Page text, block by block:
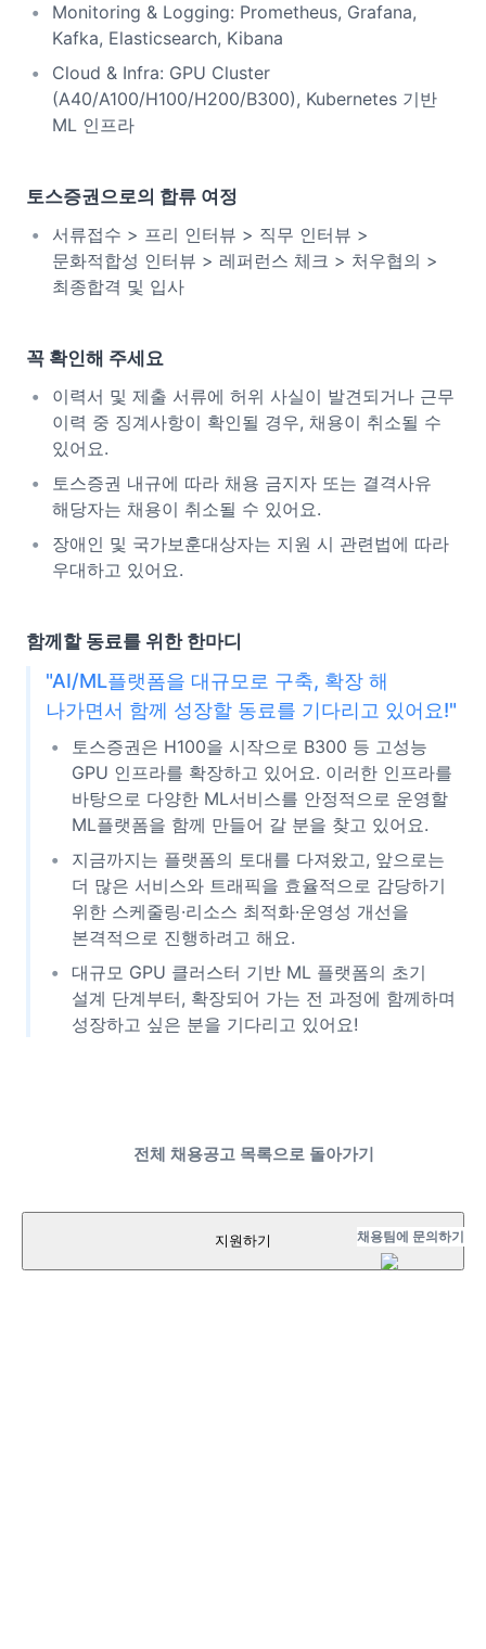
Monitoring & Logging: Prometheus, Grafana,
Kafka, Elasticsearch, Kibana
Cloud & Infra: GPU Cluster
(A40/A100/H100/H200/B300), Kubernetes 기반
ML 인프라
토스증권으로의 합류 여정
서류접수 > 프리 인터뷰 > 직무 인터뷰 >
문화적합성 인터뷰 > 레퍼런스 체크 > 처우협의 >
최종합격 및 입사
꼭 확인해 주세요
이력서 및 제출 서류에 허위 사실이 발견되거나 근무
이력 중 징계사항이 확인될 경우, 채용이 취소될 수
있어요.
토스증권 내규에 따라 채용 금지자 또는 결격사유
해당자는 채용이 취소될 수 있어요.
장애인 및 국가보훈대상자는 지원 시 관련법에 따라
우대하고 있어요.
함께할 동료를 위한 한마디
"AI/ML플랫폼을 대규모로 구축, 확장 해
나가면서 함께 성장할 동료를 기다리고 있어요!"
토스증권은 H100을 시작으로 B300 등 고성능
GPU 인프라를 확장하고 있어요. 이러한 인프라를
바탕으로 다양한 ML서비스를 안정적으로 운영할
ML플랫폼을 함께 만들어 갈 분을 찾고 있어요.
지금까지는 플랫폼의 토대를 다져왔고, 앞으로는
더 많은 서비스와 트래픽을 효율적으로 감당하기
위한 스케줄링·리소스 최적화·운영성 개선을
본격적으로 진행하려고 해요.
대규모 GPU 클러스터 기반 ML 플랫폼의 초기
설계 단계부터, 확장되어 가는 전 과정에 함께하며
성장하고 싶은 분을 기다리고 있어요!
전체 채용공고 목록으로 돌아가기
지원하기 채용팀에 문의하기